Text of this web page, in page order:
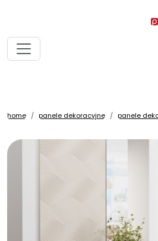
home panele dekoracyjne panele